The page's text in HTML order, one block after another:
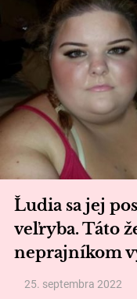
Ľudia sa jej
veľryba. Táto
neprajníkom
25. septembra 2022